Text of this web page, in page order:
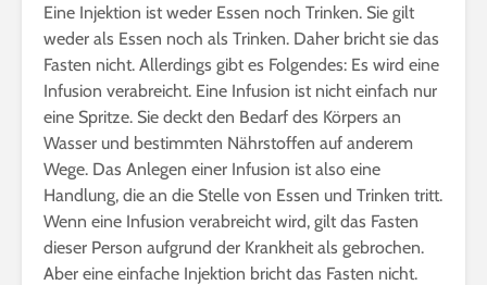
Eine Injektion ist weder Essen noch Trinken. Sie gilt
weder als Essen noch als Trinken. Daher bricht sie das
Fasten nicht. Allerdings gibt es Folgendes: Es wird eine
Infusion verabreicht. Eine Infusion ist nicht einfach nur
eine Spritze. Sie deckt den Bedarf des Körpers an
Wasser und bestimmten Nährstoffen auf anderem
Wege. Das Anlegen einer Infusion ist also eine
Handlung, die an die Stelle von Essen und Trinken tritt.
Wenn eine Infusion verabreicht wird, gilt das Fasten
dieser Person aufgrund der Krankheit als gebrochen.
Aber eine einfache Injektion bricht das Fasten nicht.